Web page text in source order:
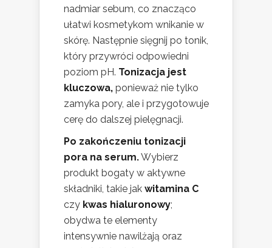
nadmiar sebum, co znacząco
ułatwi kosmetykom wnikanie w
skórę. Następnie sięgnij po tonik,
który przywróci odpowiedni
poziom pH. Tonizacja jest
kluczowa, ponieważ nie tylko
zamyka pory, ale i przygotowuje
cerę do dalszej pielęgnacji.
Po zakończeniu tonizacji
pora na serum.Wybierz
produkt bogaty w aktywne
składniki, takie jak witamina C
czy kwas hialuronowy;
obydwa te elementy
intensywnie nawilżają oraz